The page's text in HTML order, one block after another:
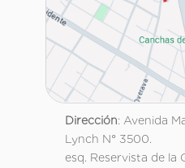
Dirección: Avenida
Lynch N° 3500.
esq. Reservista de la